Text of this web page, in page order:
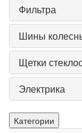
Фильтра
Шины
Щетки
Электрика
Категории